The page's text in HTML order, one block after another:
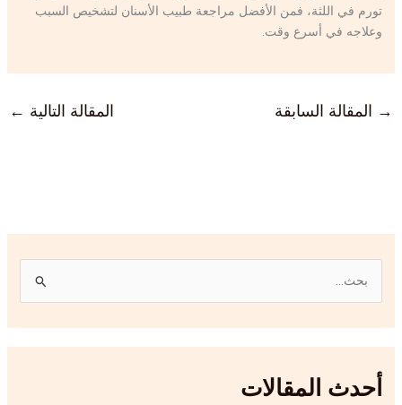
تورم في اللثة، فمن الأفضل مراجعة طبيب الأسنان لتشخيص السبب
وعلاجه في أسرع وقت.
→ المقالة السابقة المقالة التالية ←
ل
ب
ث
أحدث المقالات